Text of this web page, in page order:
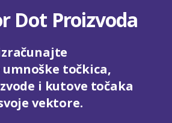
Dot Proizvoda
točkica,
i kutove točaka
vektore.